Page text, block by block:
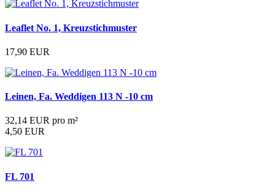
Leaflet No. 1, Kreuzstichmuster
17,90 EUR
Leinen, Fa. Weddigen 113 N -10 cm
32,14 EUR pro m²
4,50 EUR
FL 701